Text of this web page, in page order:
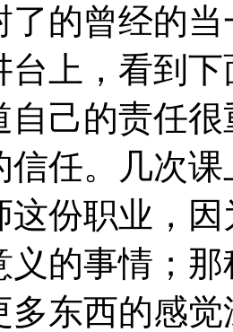
了的曾经的
台上，看到
自己的责任
信任。几次
这份职业，
义的事情；
多东西的感